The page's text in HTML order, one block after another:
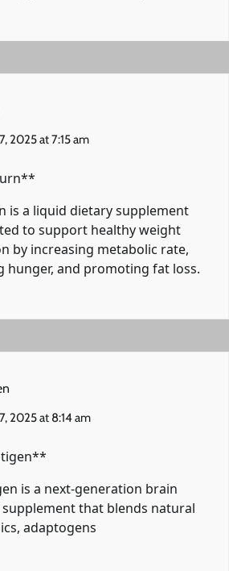
2025 at 7:15 am
is a liquid dietary supplement
to support healthy weight
by increasing metabolic rate,
hunger, and promoting fat loss.
2025 at 8:14 am
is a next-generation brain
that blends natural
adaptogens